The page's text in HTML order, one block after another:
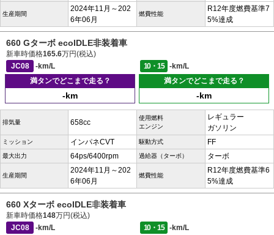
生産期間
2024年11月～202
6年06月
燃費性能
R12年度燃費基準7
5%達成
660 Gターボ ecoIDLE非装着車
新車時価格165.6万円(税込)
JC08
-km/L 10・15
-km/L
満タンでどこまで走る？
-km
満タンでどこまで走る？
-km
排気量 658cc
使用燃料
エンジン
レギュラー
ガソリン
ミッション インパネCVT 駆動方式 FF
最大出力 64ps/6400rpm 過給器（ターボ） ターボ
生産期間
2024年11月～202
6年06月
燃費性能
R12年度燃費基準6
5%達成
660 Xターボ ecoIDLE非装着車
新車時価格148万円(税込)
JC08
-km/L 10・15
-km/L